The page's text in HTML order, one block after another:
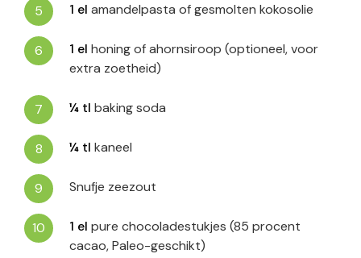
1 el amandelpasta of gesmolten kokosolie
1 el honing of ahornsiroop (optioneel, voor
extra zoetheid)
¼ tl baking soda
¼ tl kaneel
Snufje zeezout
1 el pure chocoladestukjes (85 procent
cacao, Paleo-geschikt)